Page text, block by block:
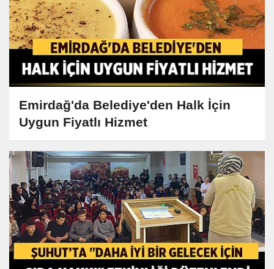
Emirdağ'da Belediye'den Halk İçin
Uygun Fiyatlı Hizmet